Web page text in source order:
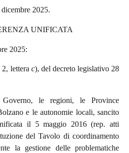
2025.
UNIFICATA
2025:
lettera c), del decreto legislativo 28
le regioni, le Province
e le autonomie locali, sancito
il 5 maggio 2016 (rep. atti
delTavolo di coordinamento
la gestione delle problematiche